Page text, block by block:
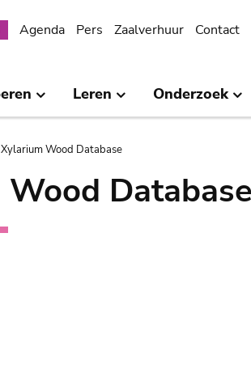
Agenda Pers Zaalverhuur Contact
Leren Onderzoek
Wood Database
Database